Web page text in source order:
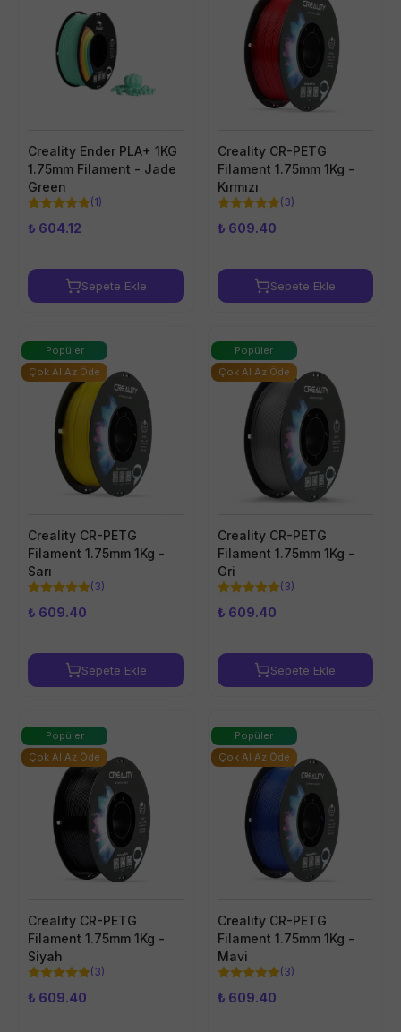
Creality Ender PLA+ 1KG
1.75mm Filament - Jade
Green
(1)
₺ 604.12
Sepete Ekle
Creality CR-PETG
Filament 1.75mm 1Kg -
Kırmızı
(3)
₺ 609.40
Sepete Ekle
Creality CR-PETG
Filament 1.75mm 1Kg -
Sarı
(3)
Popüler
Çok Al Az Öde
₺ 609.40
Sepete Ekle
Creality CR-PETG
Filament 1.75mm 1Kg -
Gri
(3)
Popüler
Çok Al Az Öde
₺ 609.40
Sepete Ekle
Creality CR-PETG
Filament 1.75mm 1Kg -
Siyah
(3)
Popüler
Çok Al Az Öde
₺ 609.40
Creality CR-PETG
Filament 1.75mm 1Kg -
Mavi
(3)
Popüler
Çok Al Az Öde
₺ 609.40